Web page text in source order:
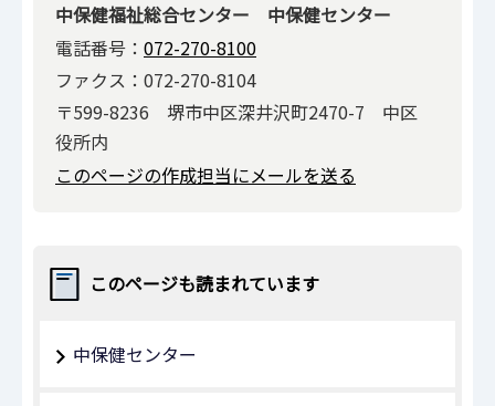
中保健福祉総合センター 中保健センター
電話番号： 072-270-8100
ファクス：072-270-8104
〒599-8236 堺市中区深井沢町2470-7 中区
役所内
このページの作成担当にメールを送る
このページも読まれています
中保健センター